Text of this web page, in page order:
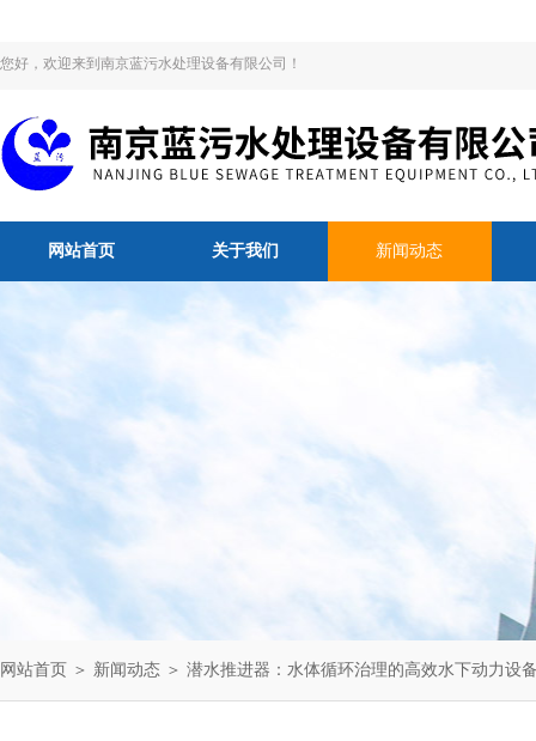
您好，欢迎来到南京蓝污水处理设备有限公司！
网站首页 关于我们 新闻动态
网站首页 ＞ 新闻动态 ＞ 潜水推进器：水体循环治理的高效水下动力设